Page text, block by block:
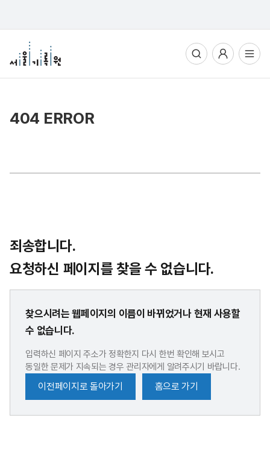
전체메뉴열기
404 ERROR
죄송합니다.
요청하신 페이지를 찾을 수 없습니다.
찾으시려는 웹페이지의 이름이 바뀌었거나 현재 사용할
수 없습니다.
입력하신 페이지 주소가 정확한지 다시 한번 확인해 보시고
동일한 문제가 지속되는 경우 관리자에게 알려주시기 바랍니다.
이전페이지로 돌아가기 홈으로 가기